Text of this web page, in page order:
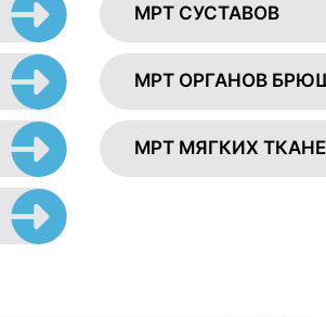
МРТ СУСТАВОВ
МРТ ОРГАНОВ
МРТ МЯГКИХ